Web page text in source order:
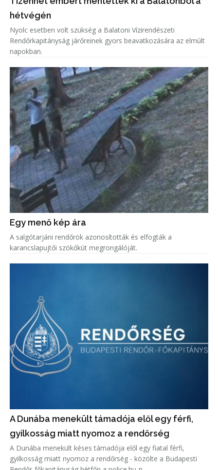
hétvégén
Nyolc esetben volt szükség a Balatoni Vízirendészeti
Rendőrkapitányság járőreinek gyors beavatkozására az elmúlt
napokban.
Egy menő kép ára
A salgótarjáni rendőrök azonosították és elfogták a
karancslapujtői szökőkút megrongálóját.
A Dunába menekült támadója elől egy férfi,
gyilkosság miatt nyomoz a rendőrség
A Dunába menekült késes támadója elől egy fiatal férfi,
gyilkosság miatt nyomoz a rendőrség - közölte a Budapesti